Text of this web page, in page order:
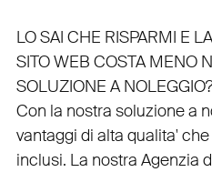
LO SAI CHE RISPARMI E
SITO WEB COSTA MENO
SOLUZIONE A
Con la nostra soluzione a
vantaggi di alta qualita'
inclusi. La nostra Agenzia